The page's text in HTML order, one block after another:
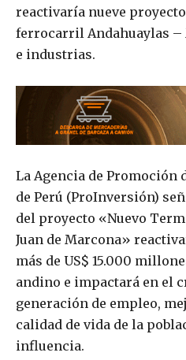
reactivaría nueve
ferrocarril Andahuaylas
e industrias.
La Agencia de Promoción
de Perú (ProInversión)
del proyecto «Nuevo
Juan de Marcona»
más de US$ 15.000
andino e impactará en el
generación de empleo,
calidad de vida de la
influencia.